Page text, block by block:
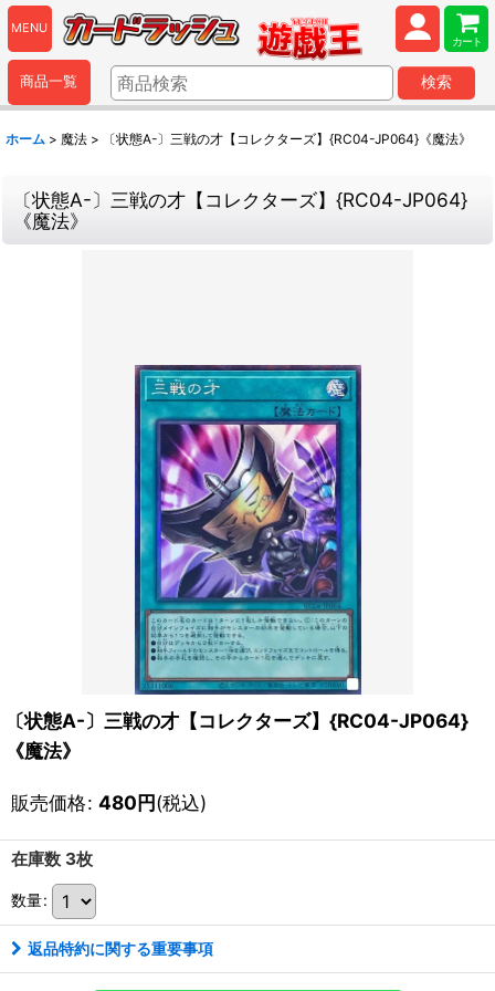
MENU
カート
商品一覧 検索
ホーム > 魔法 > 〔状態A-〕三戦の才【コレクターズ】{RC04-JP064}《魔法》
〔状態A-〕三戦の才【コレクターズ】{RC04-JP064}
《魔法》
〔状態A-〕三戦の才【コレクターズ】{RC04-JP064}
《魔法》
販売価格: 480円(税込)
在庫数 3枚
数量:
返品特約に関する重要事項